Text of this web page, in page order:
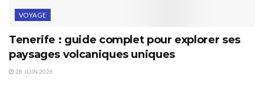
VOYAGE
Tenerife : guide complet pour explorer ses
paysages volcaniques uniques
28 JUIN 2026